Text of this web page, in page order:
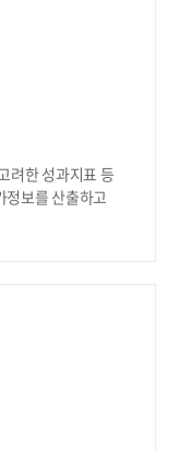
려한 성과지표 등
정보를 산출하고